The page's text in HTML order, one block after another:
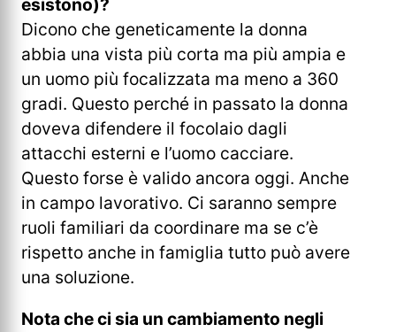
esistono)?
Dicono che geneticamente la donna
abbia una vista più corta ma più ampia e
un uomo più focalizzata ma meno a 360
gradi. Questo perché in passato la donna
doveva difendere il focolaio dagli
attacchi esterni e l’uomo cacciare.
Questo forse è valido ancora oggi. Anche
in campo lavorativo. Ci saranno sempre
ruoli familiari da coordinare ma se c’è
rispetto anche in famiglia tutto può avere
una soluzione.
Nota che ci sia un cambiamento negli